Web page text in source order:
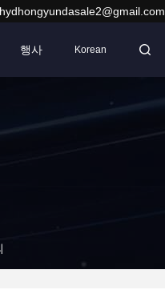
hydhongyundasale2@gmail.com
행사 Korean